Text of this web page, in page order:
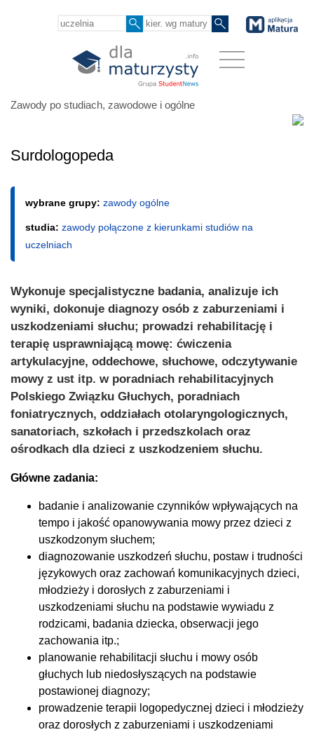
Zawody po studiach, zawodowe i ogólne
Surdologopeda
wybrane grupy: zawody ogólne
studia: zawody połączone z kierunkami studiów na
uczelniach
Wykonuje specjalistyczne badania, analizuje ich
wyniki, dokonuje diagnozy osób z zaburzeniami i
uszkodzeniami słuchu; prowadzi rehabilitację i
terapię usprawniającą mowę: ćwiczenia
artykulacyjne, oddechowe, słuchowe, odczytywanie
mowy z ust itp. w poradniach rehabilitacyjnych
Polskiego Związku Głuchych, poradniach
foniatrycznych, oddziałach otolaryngologicznych,
sanatoriach, szkołach i przedszkolach oraz
ośrodkach dla dzieci z uszkodzeniem słuchu.
Główne zadania:
badanie i analizowanie czynników wpływających na
tempo i jakość opanowywania mowy przez dzieci z
uszkodzonym słuchem;
diagnozowanie uszkodzeń słuchu, postaw i trudności
językowych oraz zachowań komunikacyjnych dzieci,
młodzieży i dorosłych z zaburzeniami i
uszkodzeniami słuchu na podstawie wywiadu z
rodzicami, badania dziecka, obserwacji jego
zachowania itp.;
planowanie rehabilitacji słuchu i mowy osób
głuchych lub niedosłyszących na podstawie
postawionej diagnozy;
prowadzenie terapii logopedycznej dzieci i młodzieży
oraz dorosłych z zaburzeniami i uszkodzeniami